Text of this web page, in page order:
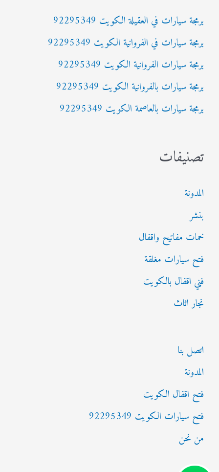
ع
ن
:
برمجة سيارات في العقيلة الكويت 92295349
برمجة سيارات في الفروانية الكويت 92295349
برمجة سيارات الفروانية الكويت 92295349
برمجة سيارات بالفروانية الكويت 92295349
برمجة سيارات بالعاصمة الكويت 92295349
تصنيفات
المدونة
بنشر
خمات مفاتيح واقفال
فتح سيارات مغلقة
فني اقفال بالكويت
نجار اثاث
اتصل بنا
المدونة
فتح اقفال الكويت
فتح سيارات الكويت 92295349
من نحن